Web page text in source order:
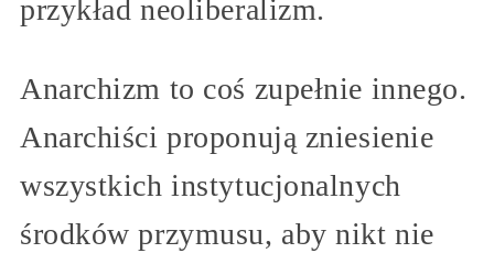
przykład neoliberalizm.
Anarchizm to coś zupełnie innego.
Anarchiści proponują zniesienie
wszystkich instytucjonalnych
środków przymusu, aby nikt nie